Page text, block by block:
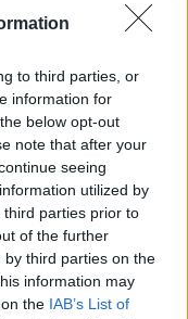
to third parties, or
information for
below opt-out
note that after your
seeing
utilized by
parties prior to
of the further
third parties on the
information may
the IAB’s List of
της
συμπαίκτες
το γράμμα
Ο
«Αγριες
λευκό γάμο στο